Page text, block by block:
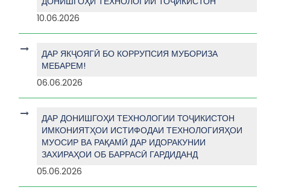
10.06.2026
ДАР ЯКҶОЯГӢ БО КОРРУПСИЯ МУБОРИЗА
МЕБАРЕМ!
06.06.2026
ДАР ДОНИШГОҲИ ТЕХНОЛОГИИ ТОҶИКИСТОН
ИМКОНИЯТҲОИ ИСТИФОДАИ ТЕХНОЛОГИЯҲОИ
МУОСИР ВА РАҚАМӢ ДАР ИДОРАКУНИИ
ЗАХИРАҲОИ ОБ БАРРАСӢ ГАРДИДАНД
05.06.2026